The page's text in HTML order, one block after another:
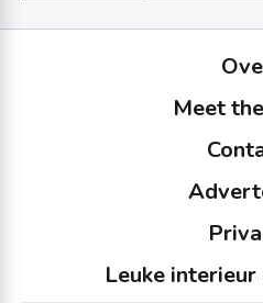
Meet
Leuke